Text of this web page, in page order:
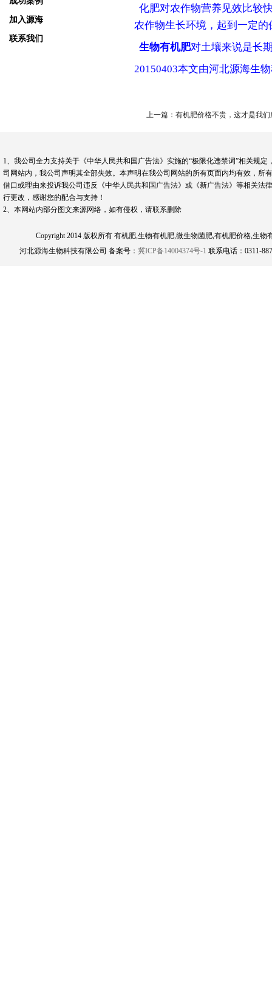
加入源海
联系我们
化肥对农作物营养见效比较
农作物生长环境，起到一定的
生物有机肥对土壤来说是长
20150403本文由河北源海生
上一篇：有机肥价格不贵，这才是我们
1、我公司全力支持关于《中华人民共和国广告法》实施的“极限化违禁词”相关规
司网站内，我公司声明其全部失效。本声明在我公司网站的所有页面内均有效，
借口或理由来投诉我公司违反《中华人民共和国广告法》或《新广告法》等相关
行更改，感谢您的配合与支持！
2、本网站内部分图文来源网络，如有侵权，请联系删除
Copyright 2014 版权所有 有机肥,生物有机肥,微生物菌肥,有机肥价格,生
河北源海生物科技有限公司 备案号： 冀ICP备14004374号-1 联系电话：0311-